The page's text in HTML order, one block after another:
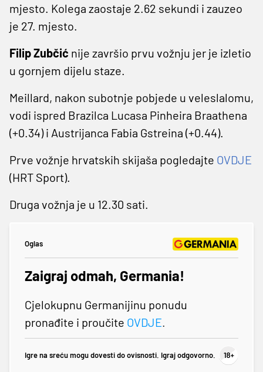
mjesto. Kolega zaostaje 2.62 sekundi i zauzeo
je 27. mjesto.
Filip Zubčić nije završio prvu vožnju jer je izletio
u gornjem dijelu staze.
Meillard, nakon subotnje pobjede u veleslalomu,
vodi ispred Brazilca Lucasa Pinheira Braathena
(+0.34) i Austrijanca Fabia Gstreina (+0.44).
Prve vožnje hrvatskih skijaša pogledajte OVDJE
(HRT Sport).
Druga vožnja je u 12.30 sati.
Oglas
Zaigraj odmah, Germania!
Cjelokupnu Germanijinu ponudu
pronađite i proučite OVDJE.
Igre na sreću mogu dovesti do ovisnosti. Igraj odgovorno.